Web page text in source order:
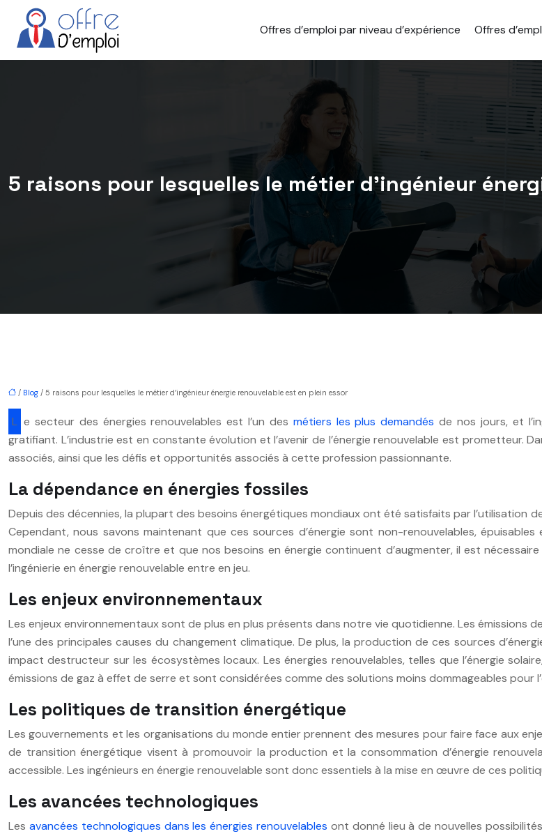
Offres d’emploi par niveau d’expérience Offres
5 raisons pour lesquelles le métier d’ingénieur
/ Blog / 5 raisons pour lesquelles le métier d’ingénieur énergie renouvelable est en plein essor
Le secteur des énergies renouvelables est l’un des métiers les plus demandés de nos jours, et
gratifiant. L’industrie est en constante évolution et l’avenir de l’énergie renouvelable est prometteur.
associés, ainsi que les défis et opportunités associés à cette profession passionnante.
La dépendance en énergies fossiles
Depuis des décennies, la plupart des besoins énergétiques mondiaux ont été satisfaits par l’utilisation
Cependant, nous savons maintenant que ces sources d’énergie sont non-renouvelables,
mondiale ne cesse de croître et que nos besoins en énergie continuent d’augmenter, il est
l’ingénierie en énergie renouvelable entre en jeu.
Les enjeux environnementaux
Les enjeux environnementaux sont de plus en plus présents dans notre vie quotidienne. Les
l’une des principales causes du changement climatique. De plus, la production de ces sources
impact destructeur sur les écosystèmes locaux. Les énergies renouvelables, telles que l’énergie
émissions de gaz à effet de serre et sont considérées comme des solutions moins dommageables pour
Les politiques de transition énergétique
Les gouvernements et les organisations du monde entier prennent des mesures pour faire face aux
de transition énergétique visent à promouvoir la production et la consommation d’énergie
accessible. Les ingénieurs en énergie renouvelable sont donc essentiels à la mise en œuvre de ces
Les avancées technologiques
Les avancées technologiques dans les énergies renouvelables ont donné lieu à de nouvelles